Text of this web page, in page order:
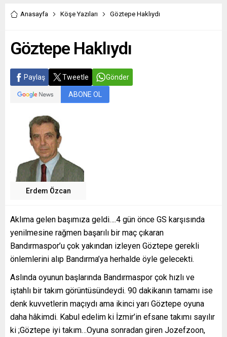
Anasayfa Köşe Yazıları Göztepe Haklıydı
Göztepe Haklıydı
Paylaş Tweetle Gönder
ABONE OL
Erdem Özcan
Aklıma gelen başımıza geldi….4 gün önce GS karşısında
yenilmesine rağmen başarılı bir maç çıkaran
Bandırmaspor’u çok yakından izleyen Göztepe gerekli
önlemlerini alıp Bandırma’ya herhalde öyle gelecekti.
Aslında oyunun başlarında Bandırmaspor çok hızlı ve
iştahlı bir takım görüntüsündeydi. 90 dakikanın tamamı ise
denk kuvvetlerin maçıydı ama ikinci yarı Göztepe oyuna
daha hâkimdi. Kabul edelim ki İzmir’in efsane takımı sayılır
ki ;Göztepe iyi takım…Oyuna sonradan giren Jozefzoon,